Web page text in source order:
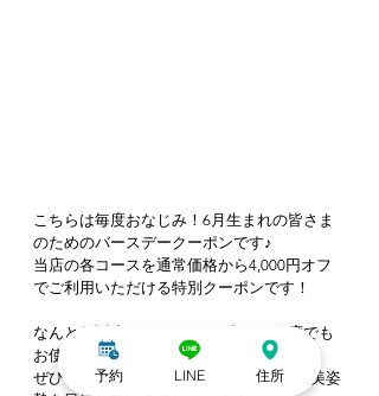
こちらは毎度おなじみ！6月生まれの皆さま
のためのバースデークーポンです♪
当店の各コースを通常価格から4,000円オフ
でご利用いただける特別クーポンです！
なんとお誕生日月である6月中なら何度でも
お使いいただけます😍
ぜひこの機会に、たくさん通って小顔＆美姿
予約 LINE 住所